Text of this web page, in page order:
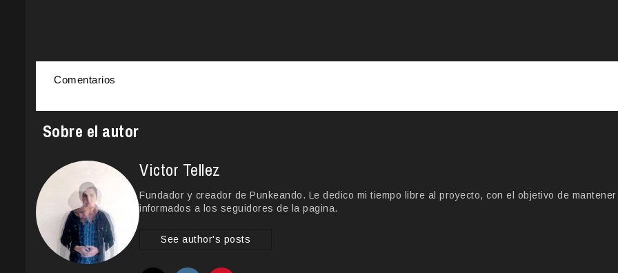
Comentarios
Sobre el autor
Victor Tellez
Fundador y creador de Punkeando. Le dedico mi tiempo libre al proyecto, con el objetivo de mantener
informados a los seguidores de la pagina.
See author's posts